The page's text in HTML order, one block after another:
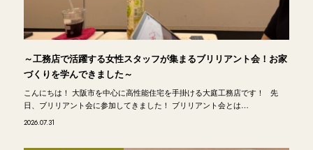
～工務店で活躍する女性スタッフが集まるブリリアント会！お家
づくりを学んできました～
こんにちは！ 大阪市を中心に高性能住宅を手掛ける大庭工務店です！ 先
日、ブリリアント会に参加してきました！ ブリリアント会とは…
2026.07.31